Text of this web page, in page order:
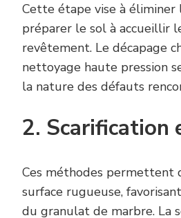
Cette étape vise à
préparer le sol à accueillir
revêtement. Le décapage
nettoyage haute pression
la nature des défauts
2. Scarification
Ces méthodes permettent
surface rugueuse,
du granulat de marbre. La